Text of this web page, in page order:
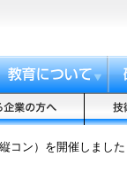
コン）を開催しました